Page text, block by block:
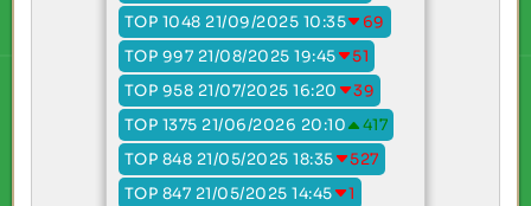
TOP 1048 21/09/2025 10:35
69
TOP 997 21/08/2025 19:45
51
TOP 958 21/07/2025 16:20
39
TOP 1375 21/06/2026 20:10
417
TOP 848 21/05/2025 18:35
527
TOP 847 21/05/2025 14:45
1